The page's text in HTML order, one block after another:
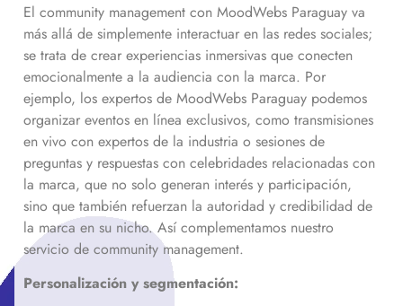
El community management con MoodWebs Paraguay va
más allá de simplemente interactuar en las redes sociales;
se trata de crear experiencias inmersivas que conecten
emocionalmente a la audiencia con la marca. Por
ejemplo, los expertos de MoodWebs Paraguay podemos
organizar eventos en línea exclusivos, como transmisiones
en vivo con expertos de la industria o sesiones de
preguntas y respuestas con celebridades relacionadas con
la marca, que no solo generan interés y participación,
sino que también refuerzan la autoridad y credibilidad de
la marca en su nicho. Así complementamos nuestro
servicio de community management.
Personalización y segmentación: